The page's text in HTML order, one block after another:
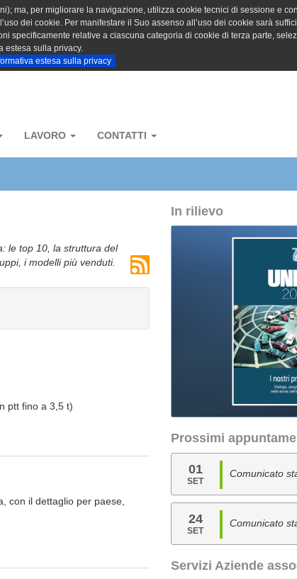
ma, per migliorare la navigazione, utilizza cookie tecnici di sessione e
dei cookie. Per manifestare il Suo assenso all’uso dei cookie sarà
relative a ciascuna categoria di cookie di terza parte,
estesa sulla privacy.
estesa sulla privacy
LAVORO CONTATTI
le top 10, la struttura del
i modelli più venduti.
ptt fino a 3,5 t)
con il dettaglio per paese,
In rilievo
Prossimi
01
SET
Comunicato
24
SET
Comunicato
Servizi Aziende